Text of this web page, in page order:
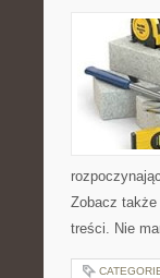
Zobacz także
treści. Nie